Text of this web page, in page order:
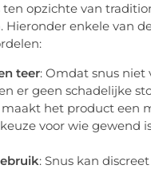
ten opzichte van
Hieronder enkele van
teer: Omdat snus niet
er geen schadelijke
maakt het product een
voor wie gewend
: Snus kan